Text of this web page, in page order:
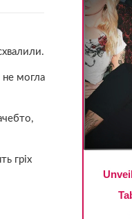
не могла
гріх